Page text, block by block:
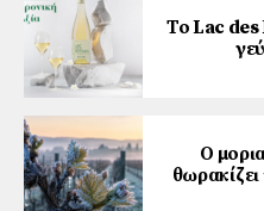
Το Lac des
Ο